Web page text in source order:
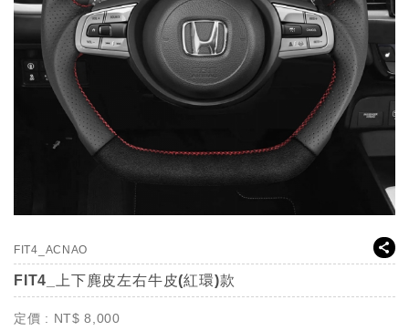
FIT4_ACNAO
FIT4_上下麂皮左右牛皮(紅環)款
定價 : NT$ 8,000